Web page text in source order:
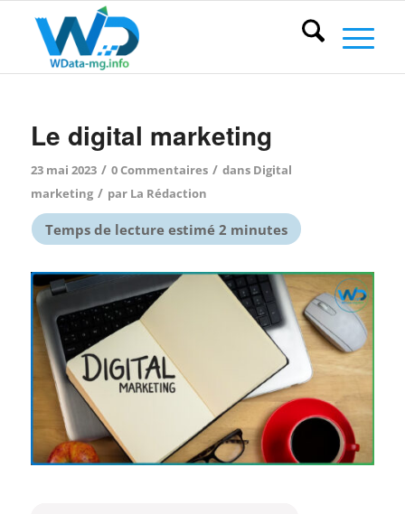
Le digital marketing
23 mai 2023 / 0 Commentaires / dans Digital
marketing / par La Rédaction